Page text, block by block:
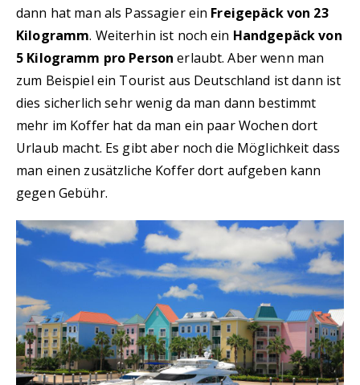
dann hat man als Passagier ein Freigepäck von 23
Kilogramm. Weiterhin ist noch ein Handgepäck von
5 Kilogramm pro Person erlaubt. Aber wenn man
zum Beispiel ein Tourist aus Deutschland ist dann ist
dies sicherlich sehr wenig da man dann bestimmt
mehr im Koffer hat da man ein paar Wochen dort
Urlaub macht. Es gibt aber noch die Möglichkeit dass
man einen zusätzliche Koffer dort aufgeben kann
gegen Gebühr.